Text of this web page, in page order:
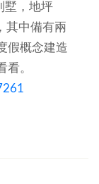
墅，地坪
其中備有兩
假概念建造
看。